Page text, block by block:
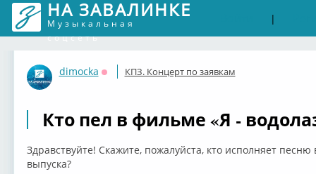
НА ЗАВАЛИНКЕ
Музыкальная
соцсеть
|
dimocka
Оффлайн
КПЗ. Концерт по заявкам
Кто пел в фильме «Я -
Здравствуйте! Скажите, пожалуйста, кто исполняет
выпуска?